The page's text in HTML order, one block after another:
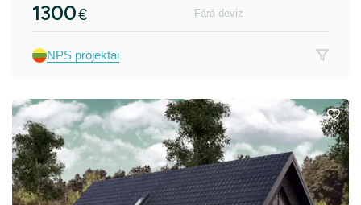
1300€ Fără deviz
NPS projektai